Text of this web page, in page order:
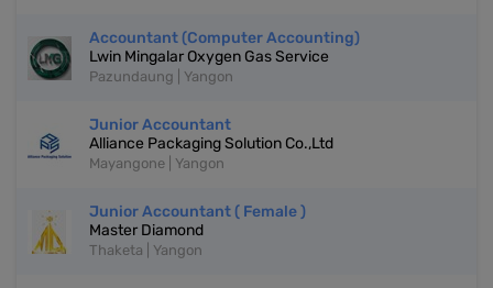
Accountant (Computer Accounting)
Lwin Mingalar Oxygen Gas Service
Pazundaung | Yangon
Junior Accountant
Alliance Packaging Solution Co.,Ltd
Mayangone | Yangon
Junior Accountant ( Female )
Master Diamond
Thaketa | Yangon